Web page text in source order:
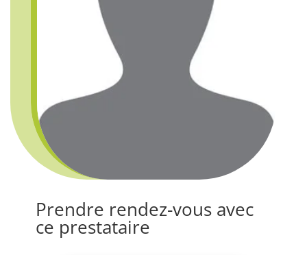
Prendre rendez-vous avec
ce prestataire